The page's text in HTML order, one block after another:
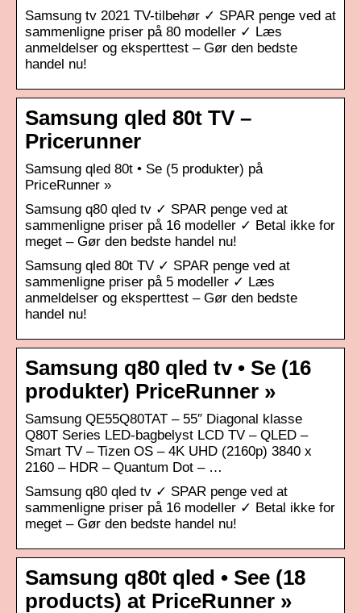
Samsung tv 2021 TV-tilbehør ✓ SPAR penge ved at
sammenligne priser på 80 modeller ✓ Læs
anmeldelser og eksperttest – Gør den bedste
handel nu!
Samsung qled 80t TV –
Pricerunner
Samsung qled 80t • Se (5 produkter) på
PriceRunner »
Samsung q80 qled tv ✓ SPAR penge ved at
sammenligne priser på 16 modeller ✓ Betal ikke for
meget – Gør den bedste handel nu!
Samsung qled 80t TV ✓ SPAR penge ved at
sammenligne priser på 5 modeller ✓ Læs
anmeldelser og eksperttest – Gør den bedste
handel nu!
Samsung q80 qled tv • Se (16
produkter) PriceRunner »
Samsung QE55Q80TAT – 55″ Diagonal klasse
Q80T Series LED-bagbelyst LCD TV – QLED –
Smart TV – Tizen OS – 4K UHD (2160p) 3840 x
2160 – HDR – Quantum Dot – …
Samsung q80 qled tv ✓ SPAR penge ved at
sammenligne priser på 16 modeller ✓ Betal ikke for
meget – Gør den bedste handel nu!
Samsung q80t qled • See (18
products) at PriceRunner »